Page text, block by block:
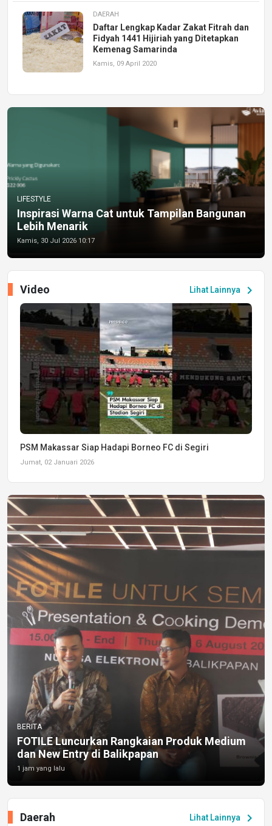
DAERAH
Daftar Lengkap Kadar Zakat Fitrah dan
Fidyah 1441 Hijiriah yang Ditetapkan
Kemenag Samarinda
Kamis, 09 April 2020
LIFESTYLE
Inspirasi Warna Cat untuk Tampilan Bangunan
Lebih Menarik
Kamis, 30 Jul 2026 10:17
Lihat Lainnya chevron_right
Video
PSM Makassar Siap Hadapi Borneo FC di Segiri
Jumat, 02 Januari 2026
BERITA
FOTILE Luncurkan Rangkaian Produk Medium
dan New Entry di Balikpapan
1 jam yang lalu
Lihat Lainnya chevron_right
Daerah